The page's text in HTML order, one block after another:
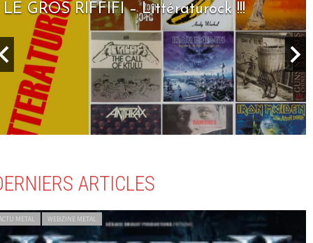
LE GROS RIFFIFI – Littératurock !!!
ARTICLES
METAL WEBZINE METAL